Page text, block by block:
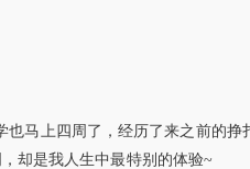
马上四周了，经历了来之前的
却是我人生中最特别的体验~